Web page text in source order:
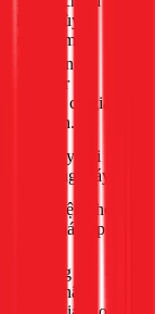
hãng, tùy
model máy.
Các dòng
Inverter
thường có giá
cao hơn.
Giá thay đổi
tùy dòng máy.
Linh kiện phổ
biến, giá hợp
Thường là
hàng nhập